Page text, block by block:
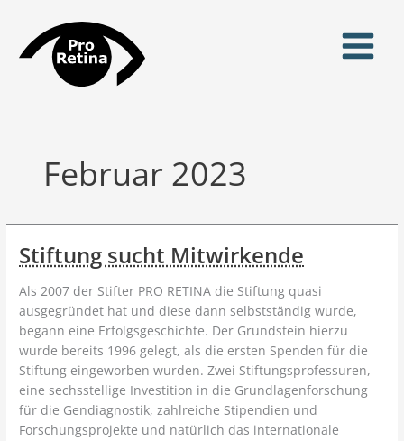
springen
Februar 2023
Stiftung sucht Mitwirkende
Als 2007 der Stifter PRO RETINA die Stiftung quasi
ausgegründet hat und diese dann selbstständig wurde,
begann eine Erfolgsgeschichte. Der Grundstein hierzu
wurde bereits 1996 gelegt, als die ersten Spenden für die
Stiftung eingeworben wurden. Zwei Stiftungsprofessuren,
eine sechsstellige Investition in die Grundlagenforschung
für die Gendiagnostik, zahlreiche Stipendien und
Forschungsprojekte und natürlich das internationale